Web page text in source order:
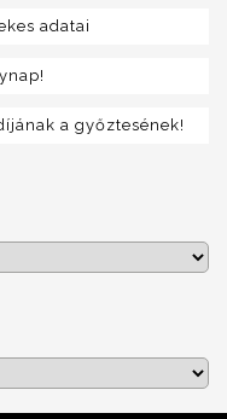
adatai
a győztesének!